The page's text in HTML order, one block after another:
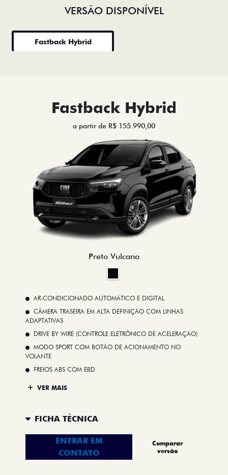
VERSÃO DISPONÍVEL
Fastback Hybrid
Fastback Hybrid
a partir de R$ 155.990,00
Preto Vulcano
AR-CONDICIONADO AUTOMÁTICO E DIGITAL
CÂMERA TRASEIRA EM ALTA DEFINIÇÃO COM LINHAS
ADAPTATIVAS
DRIVE BY WIRE (CONTROLE ELETRÔNICO DE ACELERAÇÃO)
MODO SPORT COM BOTÃO DE ACIONAMENTO NO
VOLANTE
FREIOS ABS COM EBD
VER MAIS
FICHA TÉCNICA
ENTRAR EM
CONTATO
Comparar
versão